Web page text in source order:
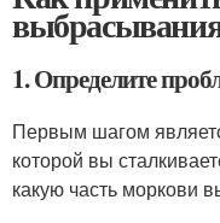
1. Определите
Первым шагом
которой вы
какую часть моркови